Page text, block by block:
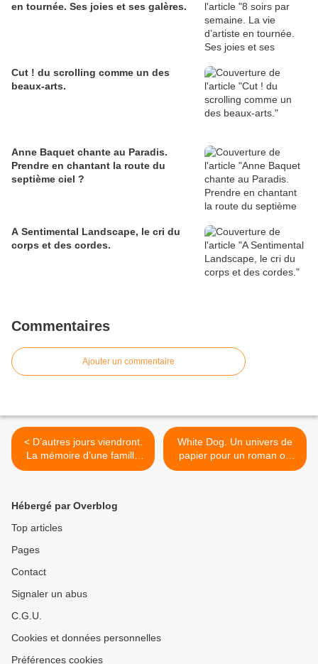
en tournée. Ses joies et ses galères.
Cut ! du scrolling comme un des
beaux-arts.
Anne Baquet chante au Paradis.
Prendre en chantant la route du
septième ciel ?
A Sentimental Landscape, le cri du
corps et des cordes.
Commentaires
Ajouter un commentaire
< D’autres jours viendront.
La mémoire d’une famille
chilienne marquée par l’exil.
White Dog. Un univers de
papier pour un roman où
l’aventure personnelle de
Hébergé par Overblog
Top articles
Pages
Contact
Signaler un abus
C.G.U.
Cookies et données personnelles
Préférences cookies